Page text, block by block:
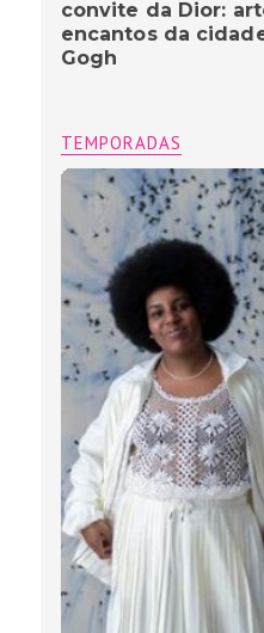
convite da Dior:
encantos da
Gogh
TEMPORADAS